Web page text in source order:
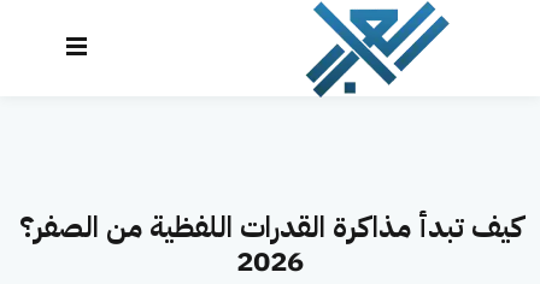
الدورات
كيف تبدأ مذاكرة القدرات اللفظية من الصفر؟
2026
تسجيل